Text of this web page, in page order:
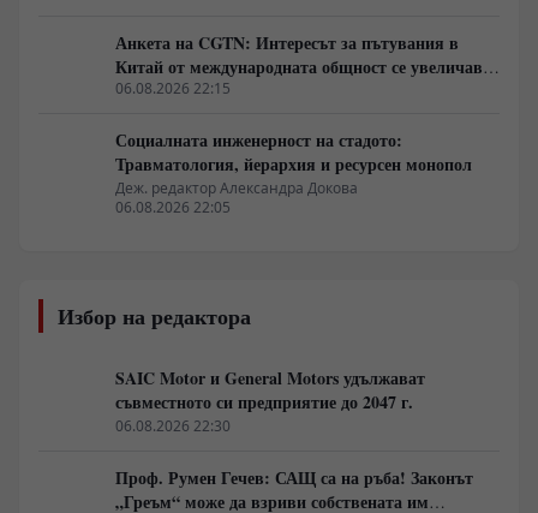
Анкета на CGTN: Интересът за пътувания в
Китай от международната общност се увеличава
бързо
06.08.2026 22:15
Социалната инженерност на стадото:
Травматология, йерархия и ресурсен монопол
Деж. редактор Александра Докова
06.08.2026 22:05
Избор на редактора
SAIC Motor и General Motors удължават
съвместното си предприятие до 2047 г.
06.08.2026 22:30
Проф. Румен Гечев: САЩ са на ръба! Законът
„Греъм“ може да взриви собствената им